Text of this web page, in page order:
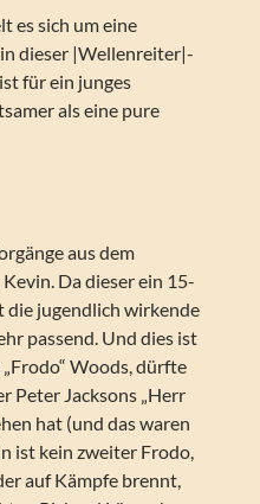
es sich um eine
dieser |Wellenreiter|-
für ein junges
als eine pure
aus dem
Da dieser ein 15-
die jugendlich wirkende
passend. Und dies ist
Woods, dürfte
Peter Jacksons „Herr
hat (und das waren
ist kein zweiter Frodo,
auf Kämpfe brennt,